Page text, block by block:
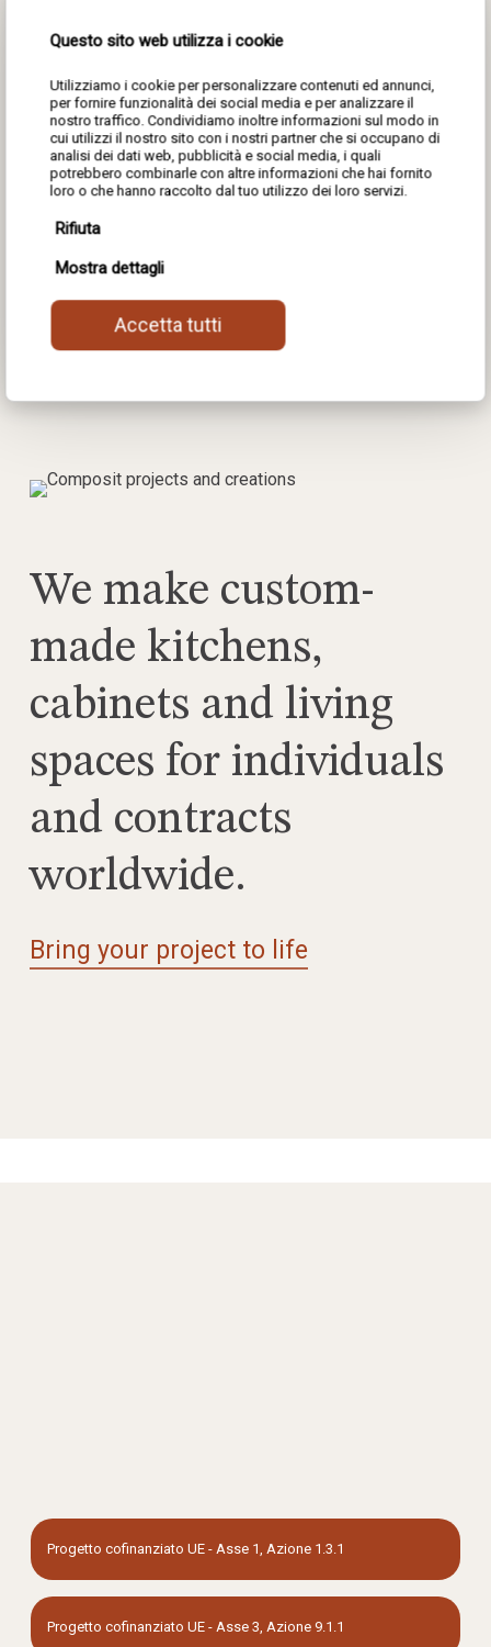
Questo sito web utilizza i cookie
Utilizziamo i cookie per personalizzare contenuti ed annunci,
per fornire funzionalità dei social media e per analizzare il
nostro traffico. Condividiamo inoltre informazioni sul modo in
cui utilizzi il nostro sito con i nostri partner che si occupano di
analisi dei dati web, pubblicità e social media, i quali
potrebbero combinarle con altre informazioni che hai fornito
loro o che hanno raccolto dal tuo utilizzo dei loro servizi.
Rifiuta
Mostra dettagli
Accetta tutti
LOOK AT THE PROJECTS
Contract
We make custom-
made kitchens,
cabinets and living
spaces for individuals
and contracts
worldwide.
Bring your project to life
Progetto cofinanziato UE - Asse 1, Azione 1.3.1
Progetto cofinanziato UE - Asse 3, Azione 9.1.1